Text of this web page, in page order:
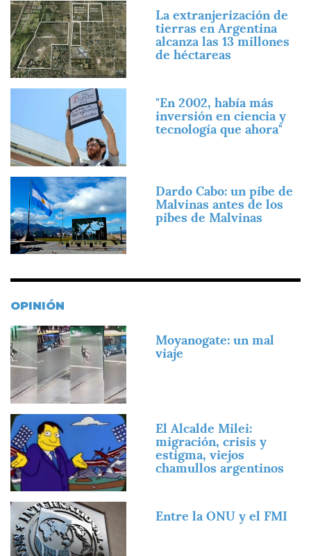
Imagen
La extranjerización de
tierras en Argentina
alcanza las 13 millones
de héctareas
"En 2002, había más
inversión en ciencia y
tecnología que ahora"
Imagen
Dardo Cabo: un pibe de
Malvinas antes de los
pibes de Malvinas
OPINIÓN
Imagen
Moyanogate: un mal
viaje
Imagen
El Alcalde Milei:
migración, crisis y
estigma, viejos
chamullos argentinos
Imagen Entre la ONU y el FMI